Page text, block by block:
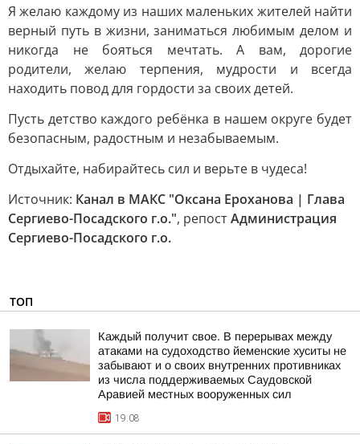
Я желаю каждому из наших маленьких жителей найти
верный путь в жизни, заниматься любимым делом и
никогда не бояться мечтать. А вам, дорогие
родители, желаю терпения, мудрости и всегда
находить повод для гордости за своих детей.
Пусть детство каждого ребёнка в нашем округе будет
безопасным, радостным и незабываемым.
Отдыхайте, набирайтесь сил и верьте в чудеса!
Источник: Канал в МАКС "Оксана Ероханова | Глава
Сергиево-Посадского г.о.", репостАдминистрация
Сергиево-Посадского г.о.
ТОП
Каждый получит свое. В перерывах между
атаками на судоходство йеменские хуситы не
забывают и о своих внутренних противниках
из числа поддерживаемых Саудовской
Аравией местных вооруженных сил
19:08